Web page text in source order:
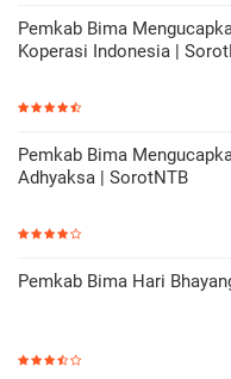
Pemkab Bima
Koperasi Indonesia |
Pemkab Bima
Adhyaksa | SorotNTB
Pemkab Bima Hari